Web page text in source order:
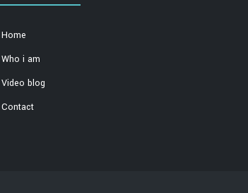
Home
Who i am
Video blog
Contact